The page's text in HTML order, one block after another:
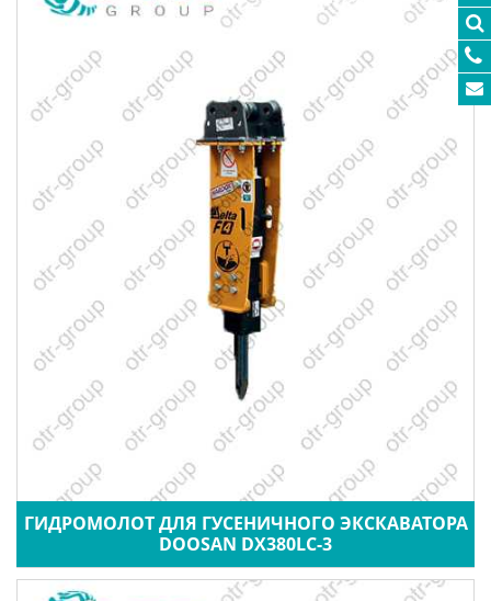
ГИДРОМОЛОТ ДЛЯ ГУСЕНИЧНОГО ЭКСКАВАТОРА
DOOSAN DX380LC-3